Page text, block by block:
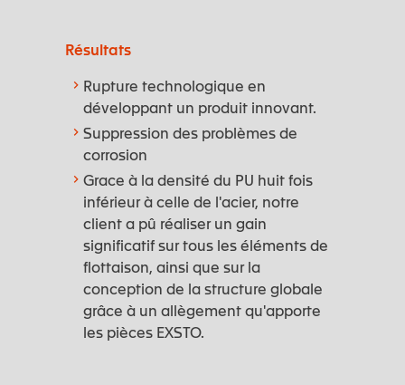
Résultats
Rupture technologique en
développant un produit innovant.
Suppression des problèmes de
corrosion
Grace à la densité du PU huit fois
inférieur à celle de l'acier, notre
client a pû réaliser un gain
significatif sur tous les éléments de
flottaison, ainsi que sur la
conception de la structure globale
grâce à un allègement qu'apporte
les pièces EXSTO.